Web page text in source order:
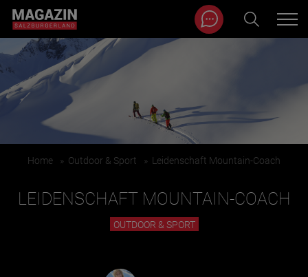
Zum Inhalt springen
BEITRÄGE IN MEINER NÄHE
Magazin durchsuchen...
Home » Outdoor & Sport » Leidenschaft Mountain-Coach
LEIDENSCHAFT MOUNTAIN-COACH
OUTDOOR & SPORT